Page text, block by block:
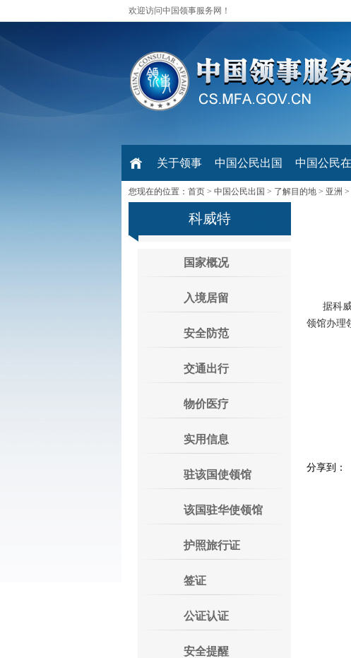
欢迎访问中国领事服务网！
关于领事 中国公民出国 中国公民
您现在的位置： 首页 > 中国公民出国 > 了解目的地 > 亚洲 >
科威特
国家概况
入境居留
安全防范
交通出行
物价医疗
实用信息
驻该国使领馆
该国驻华使领馆
护照旅行证
签证
公证认证
安全提醒
据科威
领馆办理
分享到：